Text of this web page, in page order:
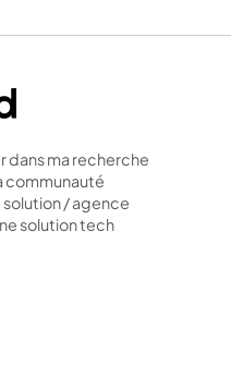
dans ma recherche
communauté
solution / agence
solution tech